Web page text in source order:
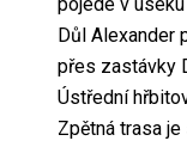
Důl Alexander
přes zastávky
Ústřední
Zpětná trasa je